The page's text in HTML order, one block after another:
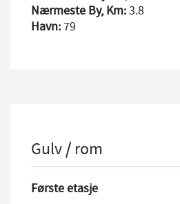
Nærmeste By, Km:3.8
Havn:79
Gulv / rom
Første etasje